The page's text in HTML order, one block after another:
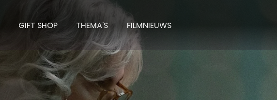
GIFT SHOP THEMA'S FILMNIEUWS